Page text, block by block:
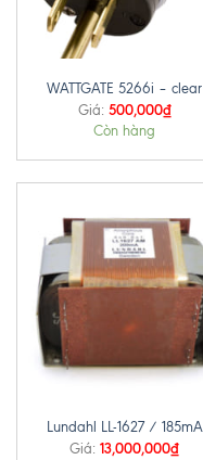
WATTGATE 5266i – clear
Giá: 500,000₫
Còn hàng
Lundahl LL-1627 / 185mA
Giá: 13,000,000₫